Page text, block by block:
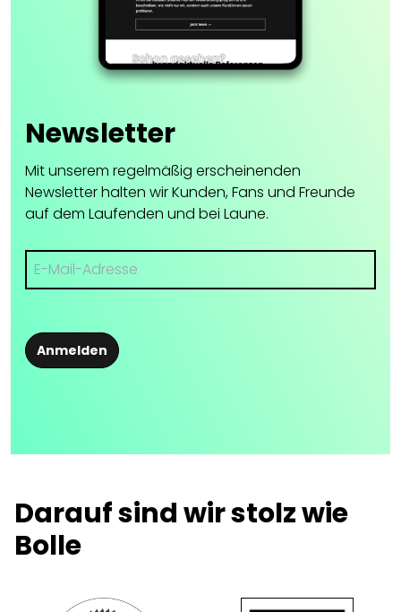
Newsletter
Mit unserem regelmäßig erscheinenden
Newsletter halten wir Kunden, Fans und Freunde
auf dem Laufenden und bei Laune.
Anmelden
Darauf sind wir stolz wie
Bolle